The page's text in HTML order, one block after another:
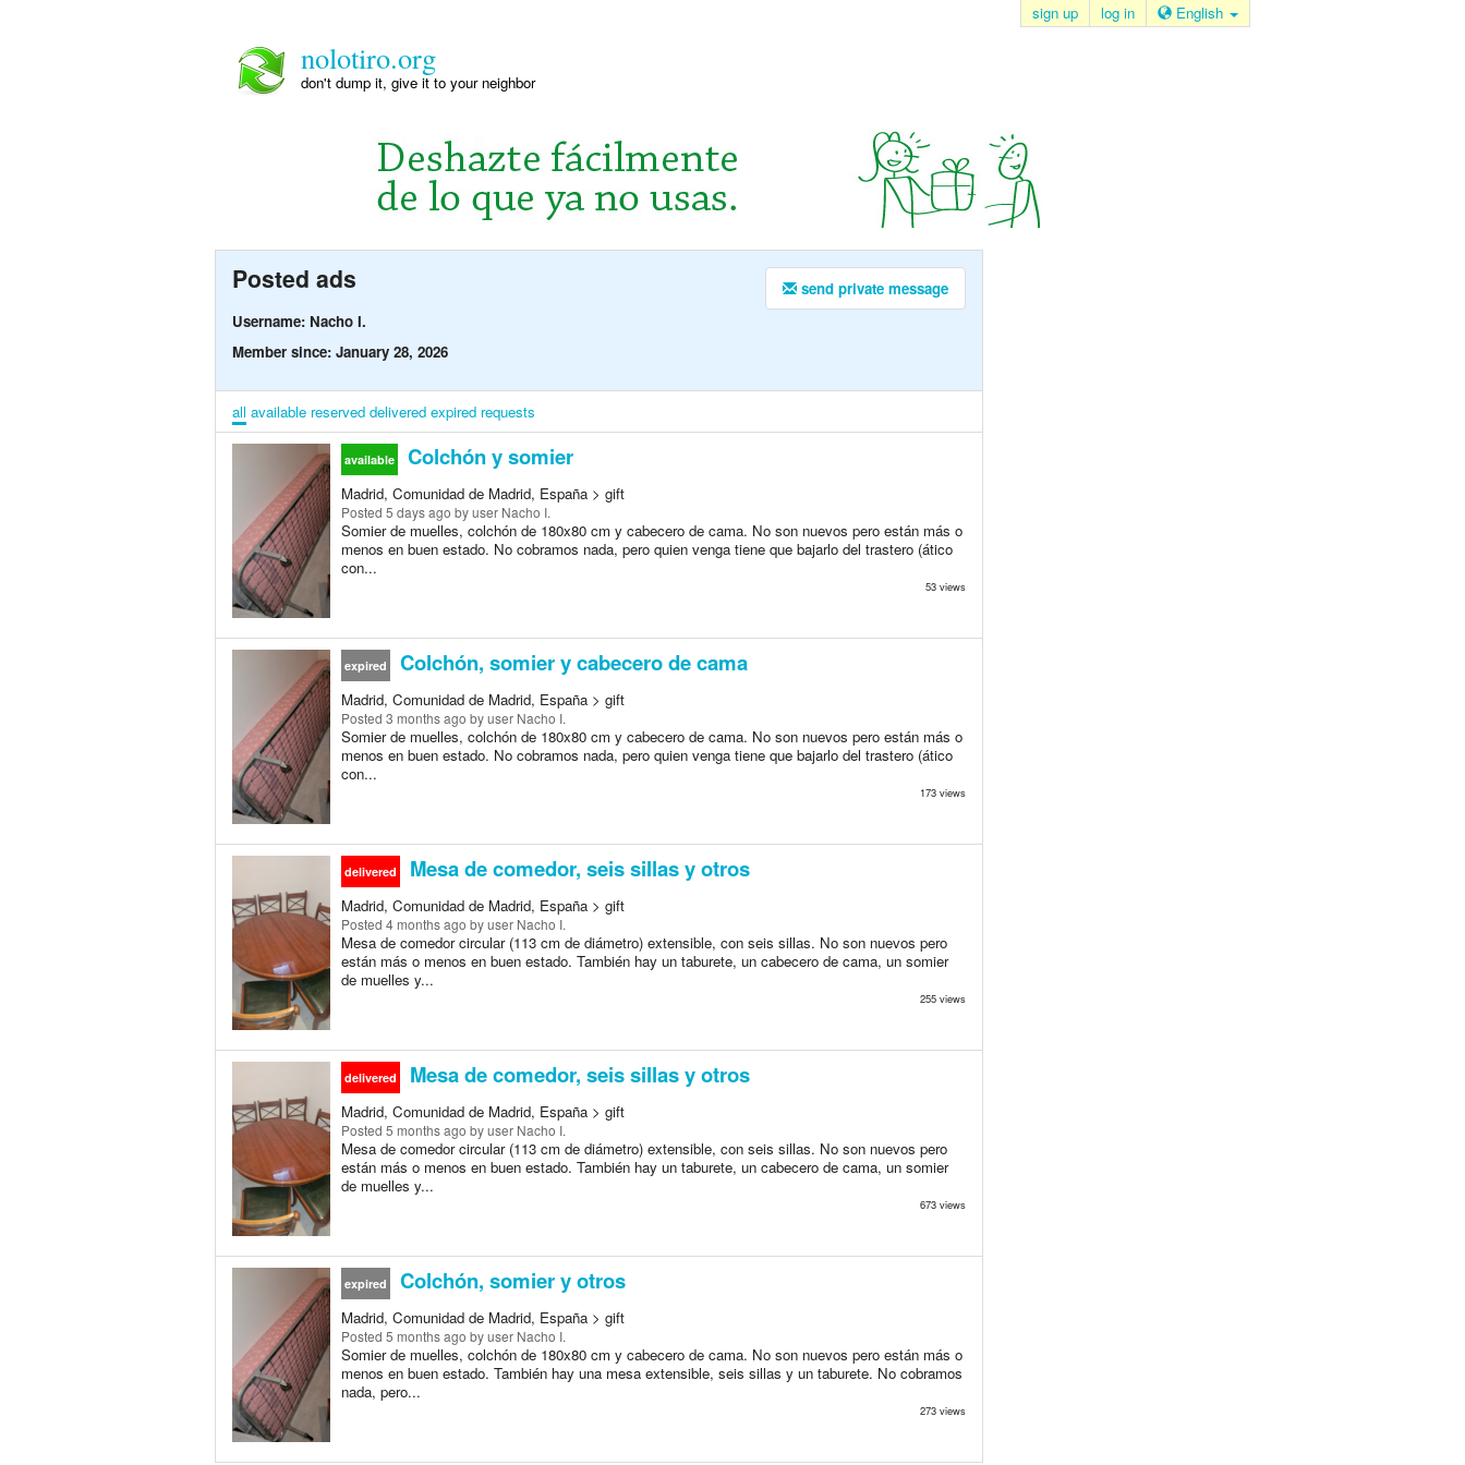
sign up log in English
nolotiro.org
don't dump it, give it to your neighbor
send private message
Posted ads
Username: Nacho I.
Member since: January 28, 2026
all available reserved delivered expired requests
available Colchón y somier
Madrid, Comunidad de Madrid, España > gift
Posted 5 days ago by user Nacho I.
Somier de muelles, colchón de 180x80 cm y cabecero de cama. No son nuevos pero están más o
menos en buen estado. No cobramos nada, pero quien venga tiene que bajarlo del trastero (ático
con...
53 views
expired Colchón, somier y cabecero de cama
Madrid, Comunidad de Madrid, España > gift
Posted 3 months ago by user Nacho I.
Somier de muelles, colchón de 180x80 cm y cabecero de cama. No son nuevos pero están más o
menos en buen estado. No cobramos nada, pero quien venga tiene que bajarlo del trastero (ático
con...
173 views
delivered Mesa de comedor, seis sillas y otros
Madrid, Comunidad de Madrid, España > gift
Posted 4 months ago by user Nacho I.
Mesa de comedor circular (113 cm de diámetro) extensible, con seis sillas. No son nuevos pero
están más o menos en buen estado. También hay un taburete, un cabecero de cama, un somier
de muelles y...
255 views
delivered Mesa de comedor, seis sillas y otros
Madrid, Comunidad de Madrid, España > gift
Posted 5 months ago by user Nacho I.
Mesa de comedor circular (113 cm de diámetro) extensible, con seis sillas. No son nuevos pero
están más o menos en buen estado. También hay un taburete, un cabecero de cama, un somier
de muelles y...
673 views
expired Colchón, somier y otros
Madrid, Comunidad de Madrid, España > gift
Posted 5 months ago by user Nacho I.
Somier de muelles, colchón de 180x80 cm y cabecero de cama. No son nuevos pero están más o
menos en buen estado. También hay una mesa extensible, seis sillas y un taburete. No cobramos
nada, pero...
273 views